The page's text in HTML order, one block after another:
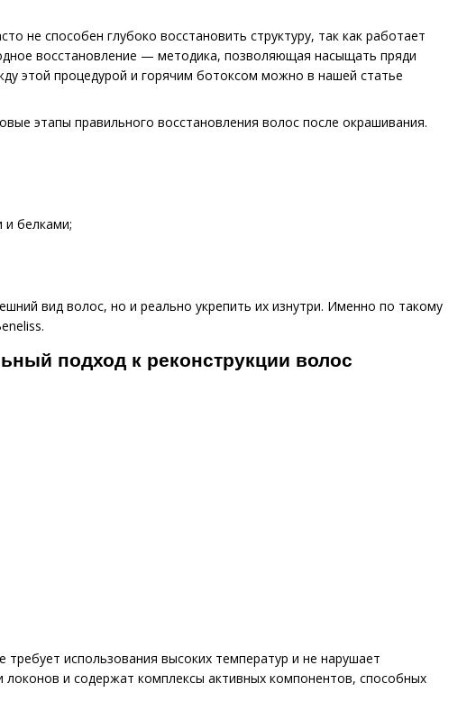
не способен глубоко восстановить структуру, так как работает
восстановление — методика, позволяющая насыщать пряди
этой процедурой и горячим ботоксом можно в нашей статье
этапы правильного восстановления волос после окрашивания.
и белками;
вид волос, но и реально укрепить их изнутри. Именно по такому
подход к реконструкции волос
использования высоких температур и не нарушает
и содержат комплексы активных компонентов, способных